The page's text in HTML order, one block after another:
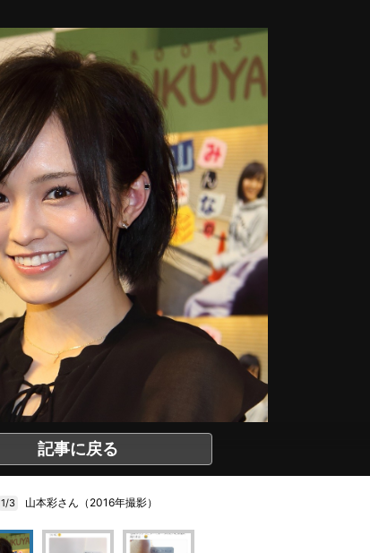
記事に戻る
1/3 山本彩さん（2016年撮影）